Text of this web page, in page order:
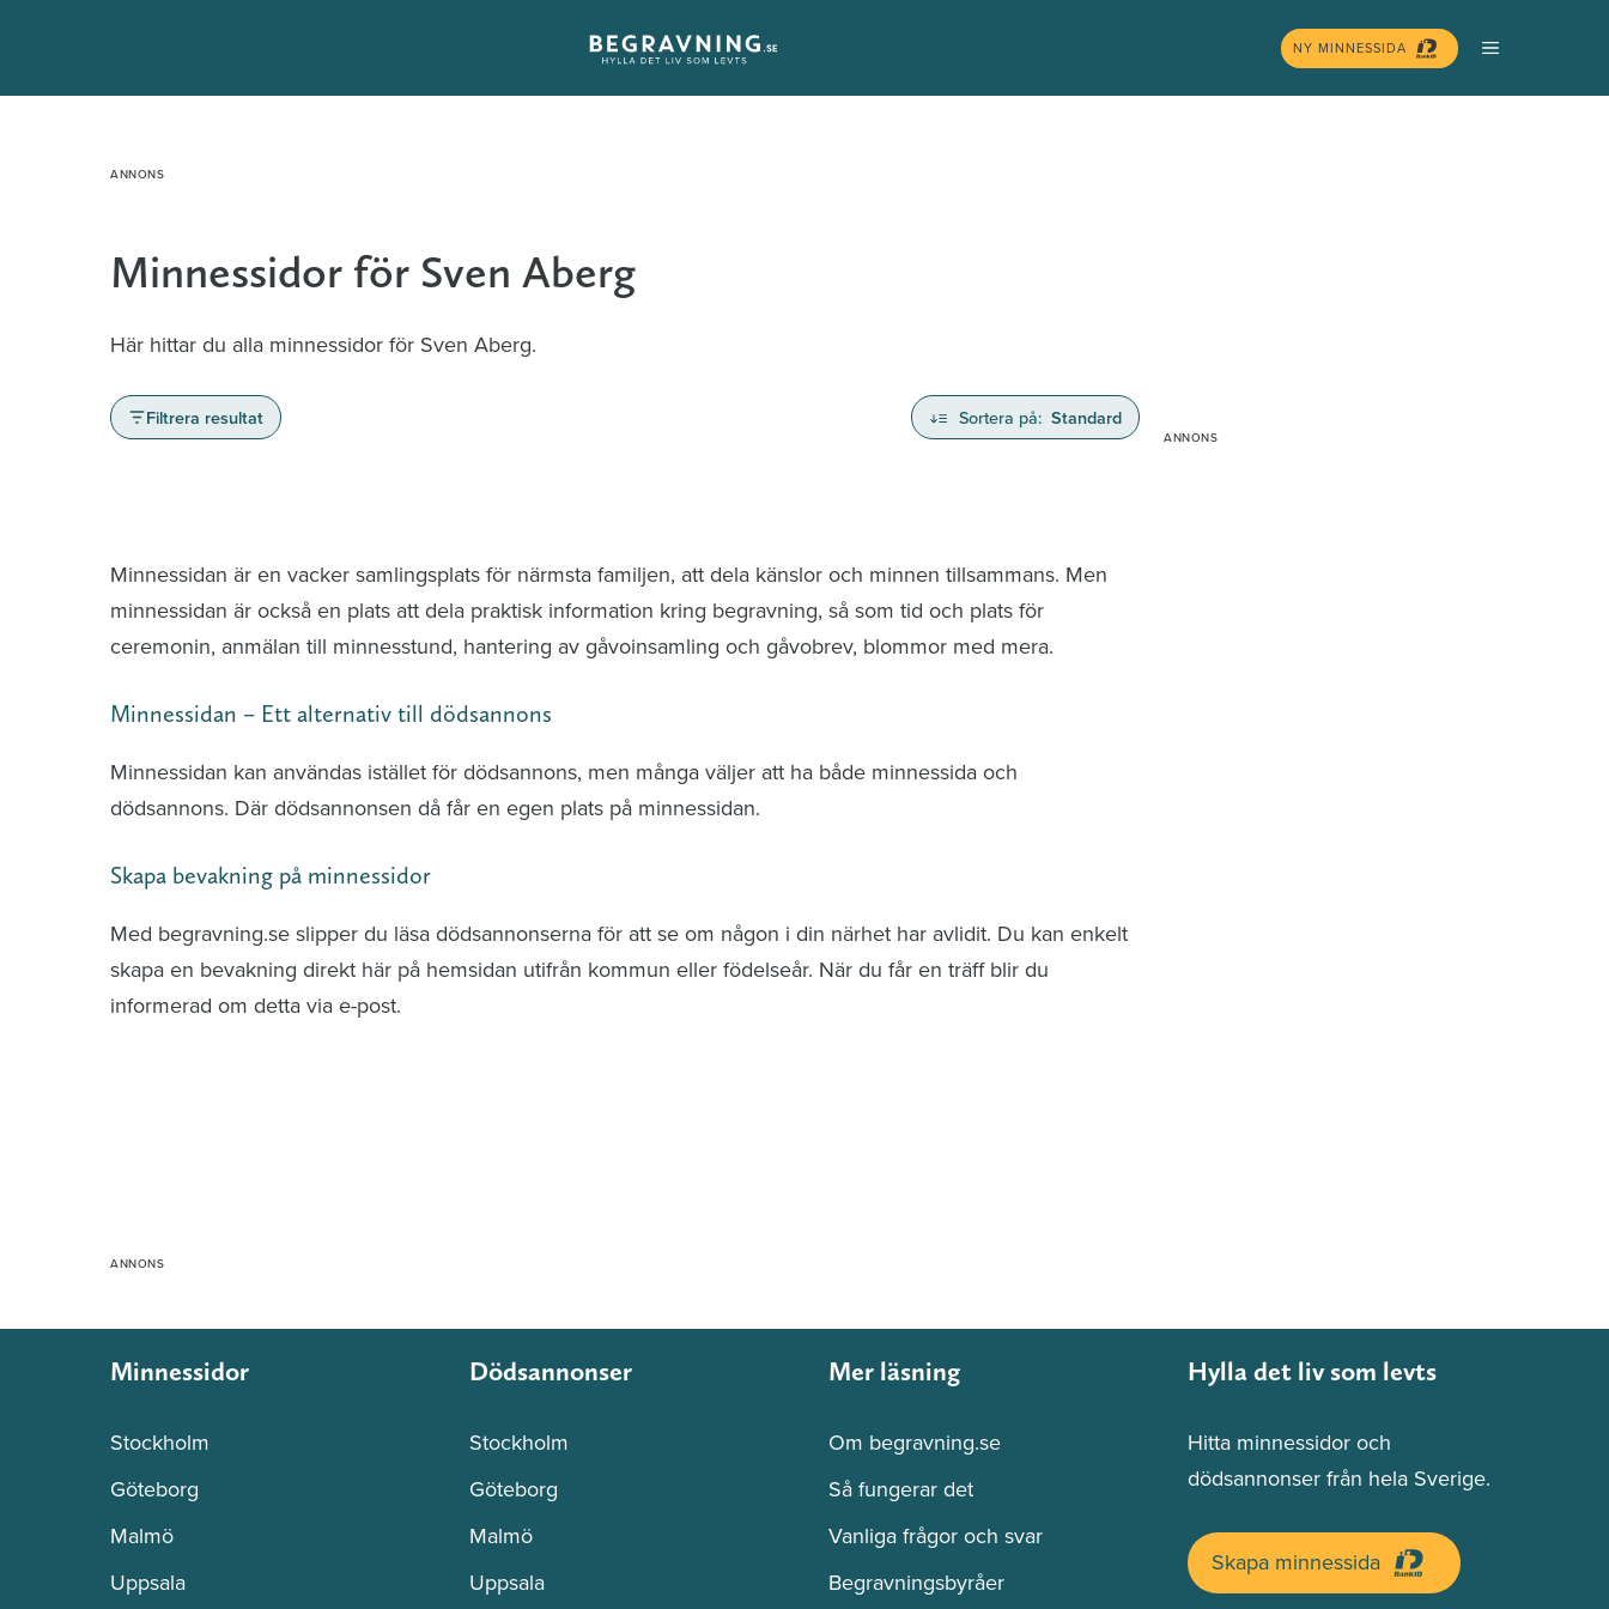
innehåll
NY MINNESSIDA MENY
Minnessidor för Sven Aberg
Här hittar du alla minnessidor för Sven Aberg.
Filtrera resultat Sortera på: Standard
Minnessidan är en vacker samlingsplats för närmsta familjen, att dela känslor och minnen tillsammans. Men
minnessidan är också en plats att dela praktisk information kring begravning, så som tid och plats för
ceremonin, anmälan till minnesstund, hantering av gåvoinsamling och gåvobrev, blommor med mera.
Minnessidan – Ett alternativ till dödsannons
Minnessidan kan användas istället för dödsannons, men många väljer att ha både minnessida och
dödsannons. Där dödsannonsen då får en egen plats på minnessidan.
Skapa bevakning på minnessidor
Med begravning.se slipper du läsa dödsannonserna för att se om någon i din närhet har avlidit. Du kan enkelt
skapa en bevakning direkt här på hemsidan utifrån kommun eller födelseår. När du får en träff blir du
informerad om detta via e-post.
Minnessidor
Stockholm
Göteborg
Malmö
Uppsala
Dödsannonser
Stockholm
Göteborg
Malmö
Uppsala
Mer läsning
Om begravning.se
Så fungerar det
Vanliga frågor och svar
Begravningsbyråer
Hylla det liv som levts
Hitta minnessidor och
dödsannonser från hela Sverige.
Skapa minnessida